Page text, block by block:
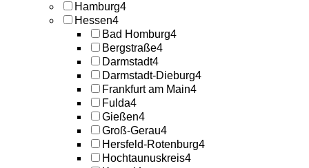
Hamburg4
Hessen4
Bad Homburg4
Bergstraße4
Darmstadt4
Darmstadt-Dieburg4
Frankfurt am Main4
Fulda4
Gießen4
Groß-Gerau4
Hersfeld-Rotenburg4
Hochtaunuskreis4